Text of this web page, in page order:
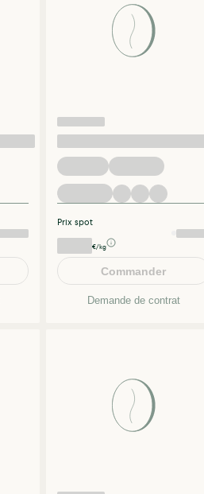
Prix spot
€/kg
Commander
Demande de contrat